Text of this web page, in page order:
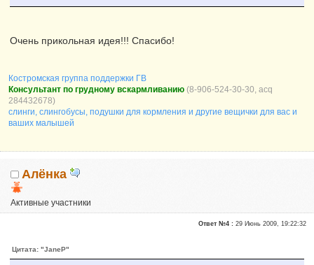
Очень прикольная идея!!! Спасибо!
Костромская группа поддержки ГВ
Консультант по грудному вскармливанию (8-906-524-30-30, acq
284432678)
слинги, слингобусы, подушки для кормления и другие вещички для вас и
ваших малышей
Алёнка
Активные участники
Ответ №4 :29 Июнь 2009, 19:22:32
Цитата: "JaneP"